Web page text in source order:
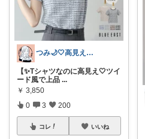
つみ🌙🤍高見えアクセ&ファッション
【✨Tシャツなのに高見え🤍ツイ
ード風で上品 ...
￥ 3,850
0 3 200
コレ いいね